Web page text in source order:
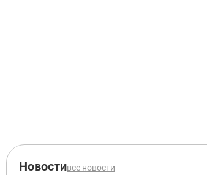
Новостивсе новости